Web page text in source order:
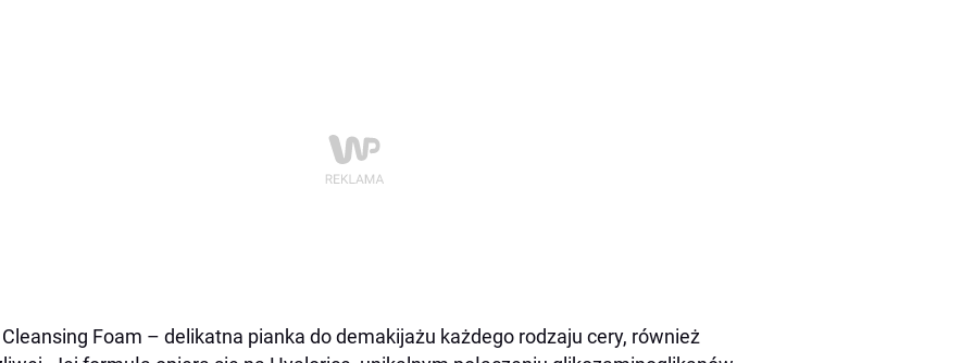
Foam – delikatna pianka do demakijażu każdego rodzaju cery, również